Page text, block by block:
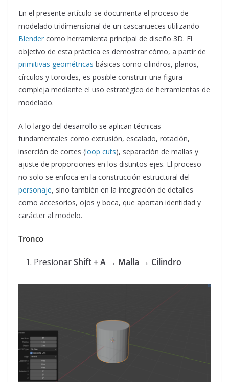
En el presente artículo se documenta el proceso de
modelado tridimensional de un cascanueces utilizando
Blender como herramienta principal de diseño 3D. El
objetivo de esta práctica es demostrar cómo, a partir de
primitivas geométricas básicas como cilindros, planos,
círculos y toroides, es posible construir una figura
compleja mediante el uso estratégico de herramientas de
modelado.
A lo largo del desarrollo se aplican técnicas
fundamentales como extrusión, escalado, rotación,
inserción de cortes (loop cuts), separación de mallas y
ajuste de proporciones en los distintos ejes. El proceso
no solo se enfoca en la construcción estructural del
personaje, sino también en la integración de detalles
como accesorios, ojos y boca, que aportan identidad y
carácter al modelo.
Tronco
PresionarShift + A → Malla → Cilindro